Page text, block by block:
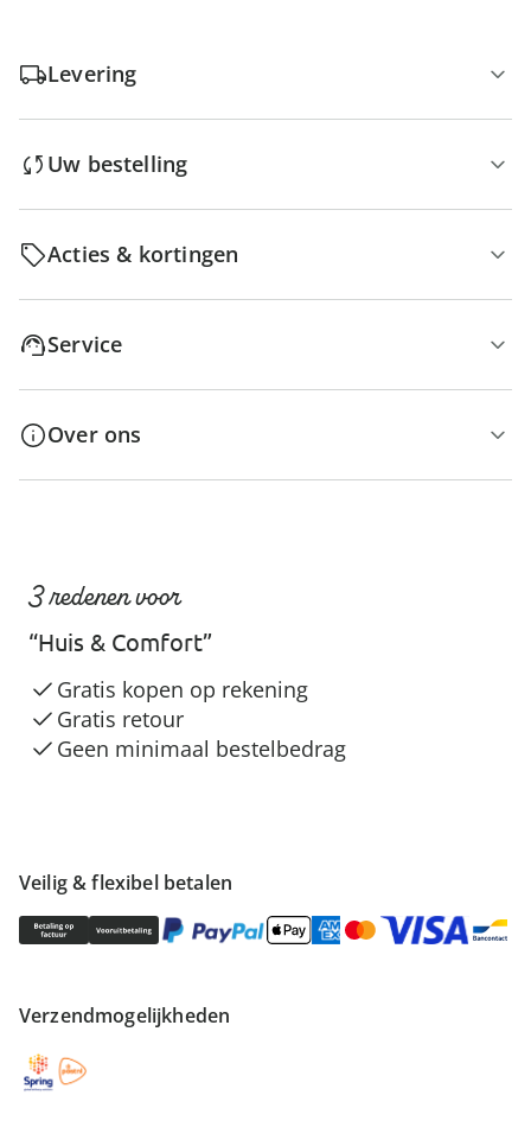
Levering
Uw bestelling
Acties & kortingen
Service
Over ons
Veilig & flexibel betalen
Verzendmogelijkheden
3 redenen voor
“Huis & Comfort”
Gratis kopen op rekening
Gratis retour
Geen minimaal bestelbedrag